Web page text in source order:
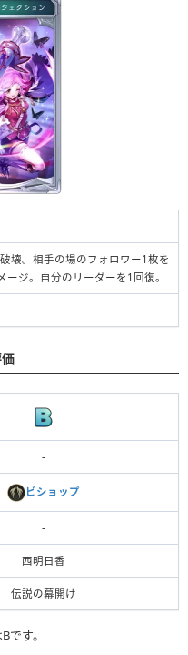
破壊。相手の場のフォロワー1枚を
ージ。自分のリーダーを1回復。
-
ビショップ
-
西明日香
伝説の幕開け
す。